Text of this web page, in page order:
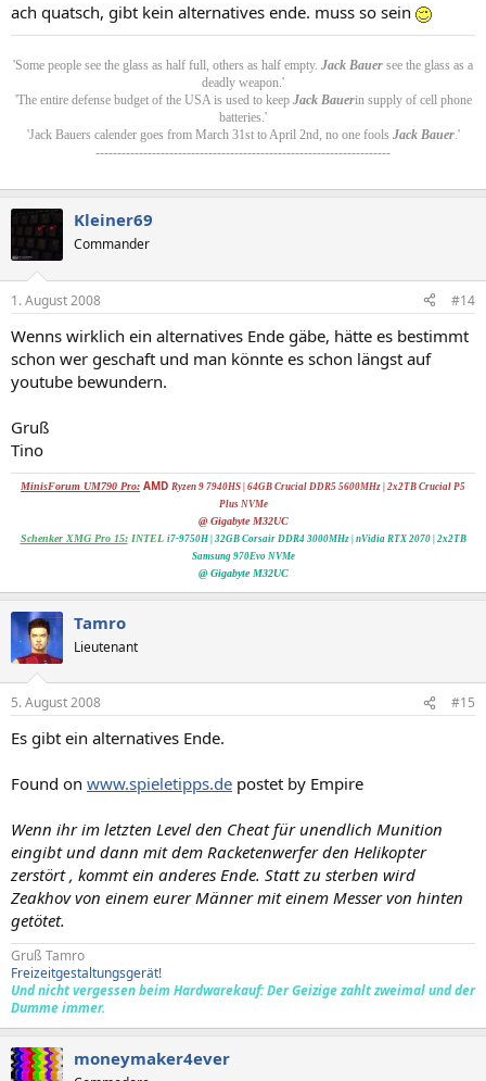
ach quatsch, gibt kein alternatives ende. muss so sein
'Some people see the glass as half full, others as half empty. Jack Bauer see the glass as a
deadly weapon.'
'The entire defense budget of the USA is used to keep Jack Bauerin supply of cell phone
batteries.'
'Jack Bauers calender goes from March 31st to April 2nd, no one fools Jack Bauer.'
--------------------------------------------------------------------
Kleiner69
Commander
1. August 2008 #14
Wenns wirklich ein alternatives Ende gäbe, hätte es bestimmt
schon wer geschaft und man könnte es schon längst auf
youtube bewundern.
Gruß
Tino
MinisForum UM790 Pro: AMD Ryzen 9 7940HS | 64GB Crucial DDR5 5600MHz | 2x2TB Crucial P5
Plus NVMe
@ Gigabyte M32UC
Schenker XMG Pro 15:INTEL i7-9750H | 32GB Corsair DDR4 3000MHz | nVidia RTX 2070| 2x2TB
Samsung 970Evo NVMe
@ Gigabyte M32UC
Tamro
Lieutenant
5. August 2008 #15
Es gibt ein alternatives Ende.
Found on www.spieletipps.de postet by Empire
Wenn ihr im letzten Level den Cheat für unendlich Munition
eingibt und dann mit dem Racketenwerfer den Helikopter
zerstört , kommt ein anderes Ende. Statt zu sterben wird
Zeakhov von einem eurer Männer mit einem Messer von hinten
getötet.
Gruß Tamro
Freizeitgestaltungsgerät!
Und nicht vergessen beim Hardwarekauf: Der Geizige zahlt zweimal und der
Dumme immer.
moneymaker4ever